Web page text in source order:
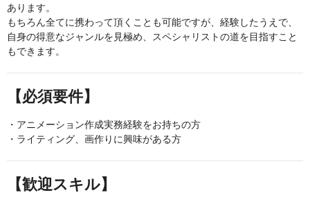
あります。
もちろん全てに携わって頂くことも可能ですが、経験したうえで、
自身の得意なジャンルを見極め、スペシャリストの道を目指すこと
もできます。
【必須要件】
・アニメーション作成実務経験をお持ちの方
・ライティング、画作りに興味がある方
【歓迎スキル】